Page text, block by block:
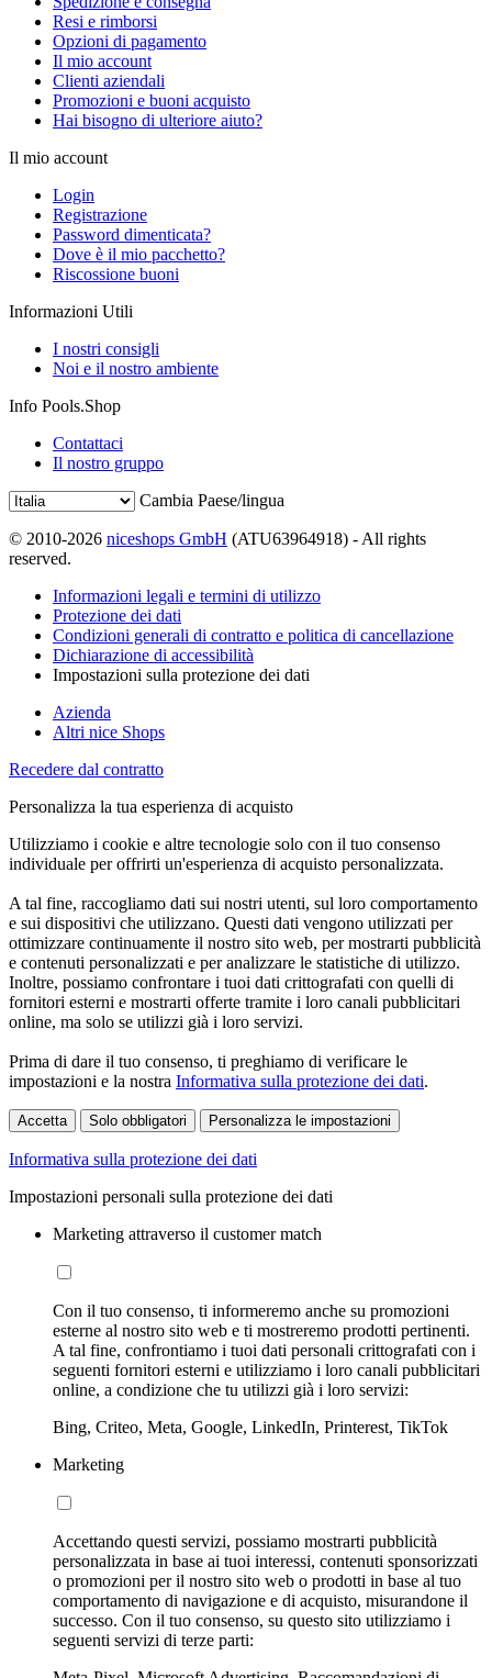
Resi e rimborsi
Opzioni di pagamento
Il mio account
Clienti aziendali
Promozioni e buoni acquisto
Hai bisogno di ulteriore aiuto?
Il mio account
Login
Registrazione
Password dimenticata?
Dove è il mio pacchetto?
Riscossione buoni
Informazioni Utili
I nostri consigli
Noi e il nostro ambiente
Info Pools.Shop
Contattaci
Il nostro gruppo
Cambia Paese/lingua
© 2010-2026 niceshops GmbH (ATU63964918) - All rights
reserved.
Informazioni legali e termini di utilizzo
Protezione dei dati
Condizioni generali di contratto e politica di cancellazione
Dichiarazione di accessibilità
Impostazioni sulla protezione dei dati
Azienda
Altri nice Shops
Recedere dal contratto
Personalizza la tua esperienza di acquisto
Utilizziamo i cookie e altre tecnologie solo con il tuo consenso
individuale per offrirti un'esperienza di acquisto personalizzata.
A tal fine, raccogliamo dati sui nostri utenti, sul loro comportamento
e sui dispositivi che utilizzano. Questi dati vengono utilizzati per
ottimizzare continuamente il nostro sito web, per mostrarti pubblicità
e contenuti personalizzati e per analizzare le statistiche di utilizzo.
Inoltre, possiamo confrontare i tuoi dati crittografati con quelli di
fornitori esterni e mostrarti offerte tramite i loro canali pubblicitari
online, ma solo se utilizzi già i loro servizi.
Prima di dare il tuo consenso, ti preghiamo di verificare le
impostazioni e la nostra Informativa sulla protezione dei dati.
Accetta Solo obbligatori Personalizza le impostazioni
Informativa sulla protezione dei dati
Impostazioni personali sulla protezione dei dati
Marketing attraverso il customer match
Con il tuo consenso, ti informeremo anche su promozioni
esterne al nostro sito web e ti mostreremo prodotti pertinenti.
A tal fine, confrontiamo i tuoi dati personali crittografati con i
seguenti fornitori esterni e utilizziamo i loro canali pubblicitari
online, a condizione che tu utilizzi già i loro servizi:
Bing, Criteo, Meta, Google, LinkedIn, Printerest, TikTok
Marketing
Accettando questi servizi, possiamo mostrarti pubblicità
personalizzata in base ai tuoi interessi, contenuti sponsorizzati
o promozioni per il nostro sito web o prodotti in base al tuo
comportamento di navigazione e di acquisto, misurandone il
successo. Con il tuo consenso, su questo sito utilizziamo i
seguenti servizi di terze parti: